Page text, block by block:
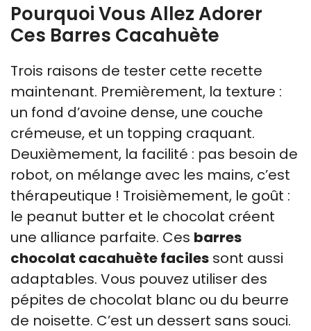
Pourquoi Vous Allez Adorer
Ces Barres Cacahuète
Trois raisons de tester cette recette
maintenant. Premièrement, la texture :
un fond d’avoine dense, une couche
crémeuse, et un topping craquant.
Deuxièmement, la facilité : pas besoin de
robot, on mélange avec les mains, c’est
thérapeutique ! Troisièmement, le goût :
le peanut butter et le chocolat créent
une alliance parfaite. Ces barres
chocolat cacahuète faciles sont aussi
adaptables. Vous pouvez utiliser des
pépites de chocolat blanc ou du beurre
de noisette. C’est un dessert sans souci.